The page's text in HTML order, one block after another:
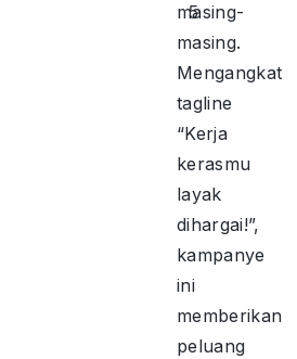
5
masing-
masing.
Mengangkat
tagline
“Kerja
kerasmu
layak
dihargai!”,
kampanye
ini
memberikan
peluang